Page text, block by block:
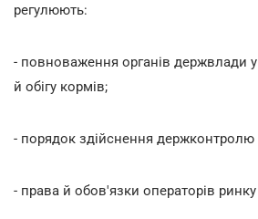
регулюють:
- повноваження органів держвлади
й обігу кормів;
- порядок здійснення держконтролю
- права й обов'язки операторів